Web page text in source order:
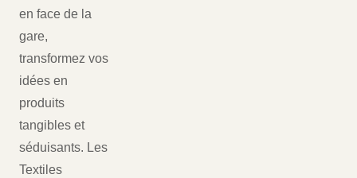
en face de la
gare,
transformez vos
idées en
produits
tangibles et
séduisants. Les
Textiles